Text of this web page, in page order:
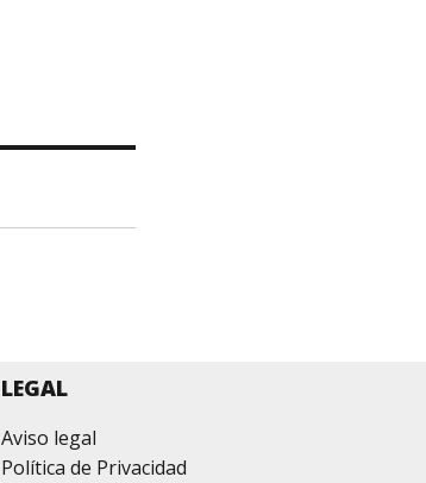
LEGAL
Aviso legal
Política de Privacidad